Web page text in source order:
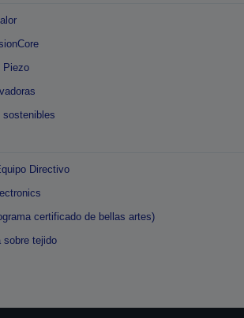
Piezo
Directivo
certificado de bellas artes)
sobre tejido